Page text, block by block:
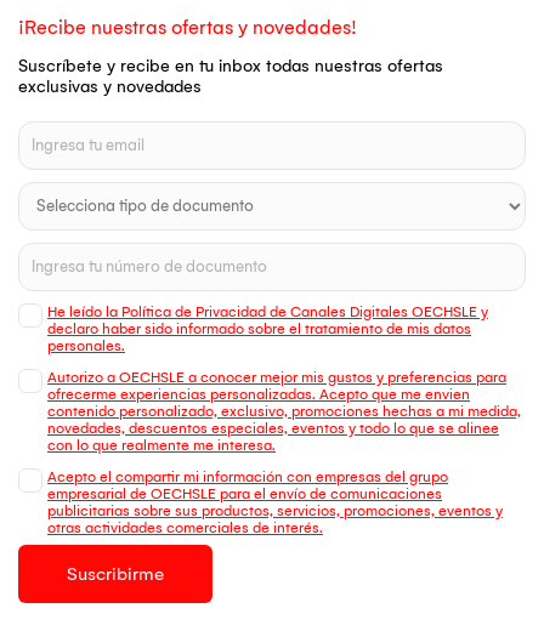
¡Recibe nuestras ofertas y novedades!
Suscríbete y recibe en tu inbox todas nuestras ofertas
exclusivas y novedades
He leído la Política de Privacidad de Canales Digitales OECHSLE y
declaro haber sido informado sobre el tratamiento de mis datos
personales.
Autorizo a OECHSLE a conocer mejor mis gustos y preferencias para
ofrecerme experiencias personalizadas. Acepto que me envien
contenido personalizado, exclusivo, promociones hechas a mi medida,
novedades, descuentos especiales, eventos y todo lo que se alinee
con lo que realmente me interesa.
Acepto el compartir mi información con empresas del grupo
empresarial de OECHSLE para el envío de comunicaciones
publicitarias sobre sus productos, servicios, promociones, eventos y
otras actividades comerciales de interés.
Suscribirme